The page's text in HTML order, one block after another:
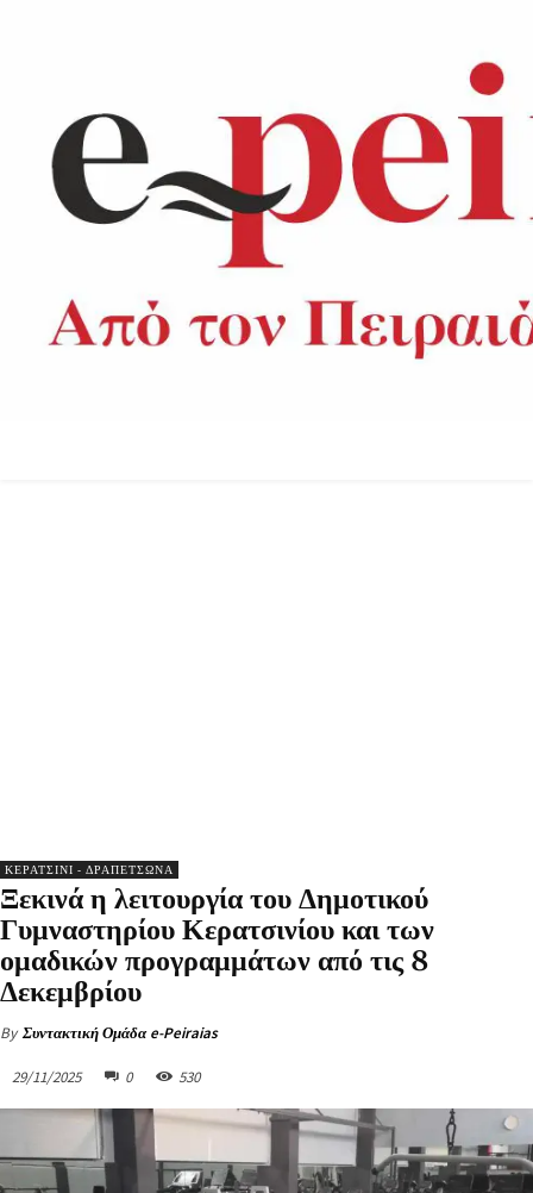
ΚΕΡΑΤΣΙΝΙ - ΔΡΑΠΕΤΣΩΝΑ
Ξεκινά η λειτουργία του Δημοτικού
Γυμναστηρίου Κερατσινίου και των
ομαδικών προγραμμάτων από τις 8
Δεκεμβρίου
By Συντακτική Ομάδα e-Peiraias
29/11/2025 0 530